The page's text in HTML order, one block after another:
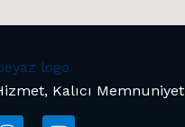
Kalıcı Memnuniyet